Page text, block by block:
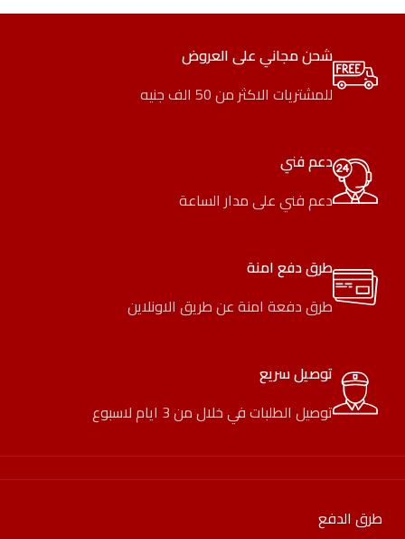
شحن مجاني على العروض
للمشتريات الاكثر من 50 الف جنيه
دعم فني
دعم فني على مدار الساعة
طرق دفع امنة
طرق دفعة امنة عن طريق الاونلاين
توصيل سريع
توصيل الطلبات في خلال من 3 ايام لاسبوع
طرق الدفع